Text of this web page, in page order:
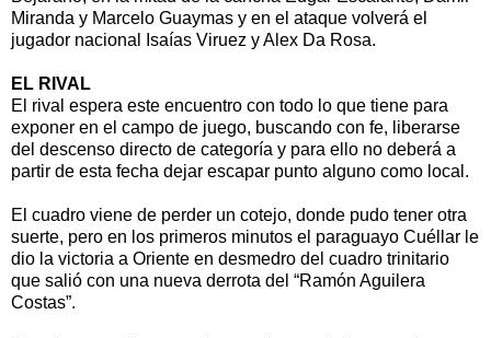
Miranda y Marcelo Guaymas y en el ataque volverá el
jugador nacional Isaías Viruez y Alex Da Rosa.
EL RIVAL
El rival espera este encuentro con todo lo que tiene para
exponer en el campo de juego, buscando con fe, liberarse
del descenso directo de categoría y para ello no deberá a
partir de esta fecha dejar escapar punto alguno como local.
El cuadro viene de perder un cotejo, donde pudo tener otra
suerte, pero en los primeros minutos el paraguayo Cuéllar le
dio la victoria a Oriente en desmedro del cuadro trinitario
que salió con una nueva derrota del “Ramón Aguilera
Costas”.